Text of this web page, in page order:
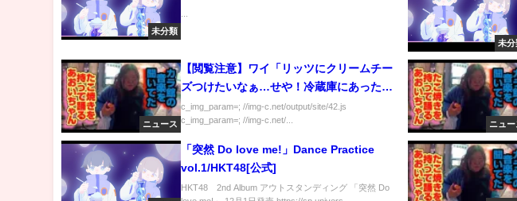
未分類
未分
ニュース
【閲覧注意】ワイ「リッツにクリームチー
ズつけたいなぁ…せや！冷蔵庫にあったっ
け！」
c_img_param=; //img-c.net/output/site/42.js
c_img_param=; //img-c.net/...
ニュー
「突然 Do love me!」Dance Practice
vol.1/HKT48[公式]
HKT48 2nd Album アウトスタンディング 「突然 Do